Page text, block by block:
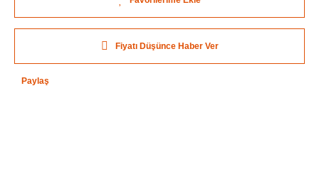
Fiyatı Düşünce Haber Ver
Paylaş